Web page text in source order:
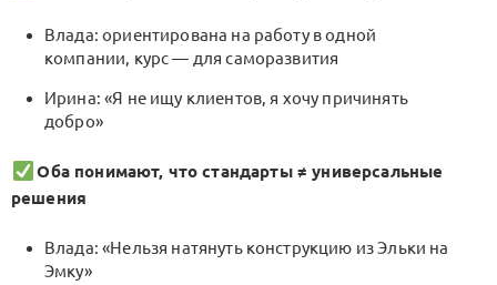
Влада: ориентирована на работу в одной
компании, курс — для саморазвития
Ирина: «Я не ищу клиентов, я хочу причинять
добро»
Оба понимают, что стандарты ≠ универсальные
решения
Влада: «Нельзя натянуть конструкцию из Эльки на
Эмку»